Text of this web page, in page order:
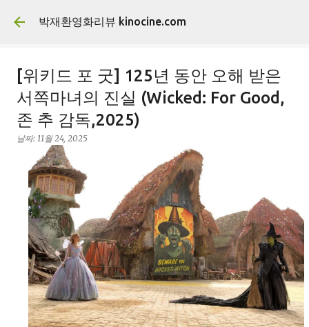
기본 콘텐츠로 건너뛰기
박재환영화리뷰 kinocine.com
[위키드 포 굿] 125년 동안 오해 받은
서쪽마녀의 진실 (Wicked: For Good,
존 추 감독,2025)
날짜: 11월 24, 2025